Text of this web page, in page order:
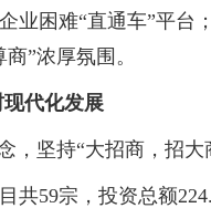
业困难“直通车”平
”浓厚氛围。
代化发展
坚持“大招商，招大
59宗，投资总额